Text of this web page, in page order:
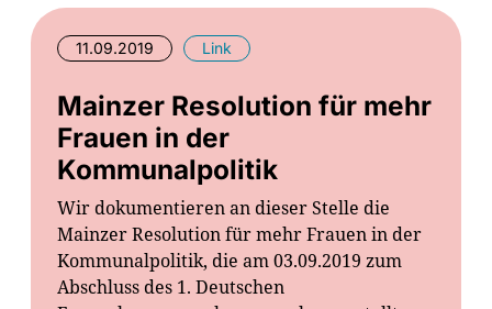
11.09.2019 Link
Mainzer Resolution für mehr
Frauen in der
Kommunalpolitik
Wir dokumentieren an dieser Stelle die
Mainzer Resolution für mehr Frauen in der
Kommunalpolitik, die am 03.09.2019 zum
Abschluss des 1. Deutschen